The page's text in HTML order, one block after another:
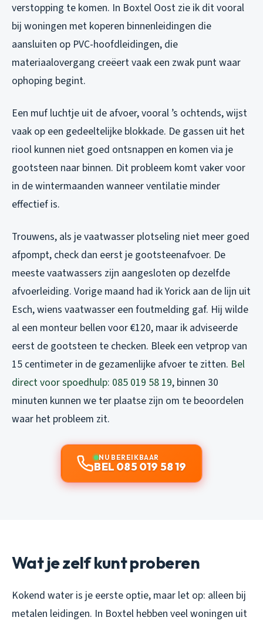
verstopping te komen. In Boxtel Oost zie ik dit vooral
bij woningen met koperen binnenleidingen die
aansluiten op PVC-hoofdleidingen, die
materiaalovergang creëert vaak een zwak punt waar
ophoping begint.
Een muf luchtje uit de afvoer, vooral ’s ochtends, wijst
vaak op een gedeeltelijke blokkade. De gassen uit het
riool kunnen niet goed ontsnappen en komen via je
gootsteen naar binnen. Dit probleem komt vaker voor
in de wintermaanden wanneer ventilatie minder
effectief is.
Trouwens, als je vaatwasser plotseling niet meer goed
afpompt, check dan eerst je gootsteenafvoer. De
meeste vaatwassers zijn aangesloten op dezelfde
afvoerleiding. Vorige maand had ik Yorick aan de lijn uit
Esch, wiens vaatwasser een foutmelding gaf. Hij wilde
al een monteur bellen voor €120, maar ik adviseerde
eerst de gootsteen te checken. Bleek een vetprop van
15 centimeter in de gezamenlijke afvoer te zitten. Bel
direct voor spoedhulp: 085 019 58 19, binnen 30
minuten kunnen we ter plaatse zijn om te beoordelen
waar het probleem zit.
NU BEREIKBAAR
BEL 085 019 58 19
Wat je zelf kunt proberen
Kokend water is je eerste optie, maar let op: alleen bij
metalen leidingen. In Boxtel hebben veel woningen uit